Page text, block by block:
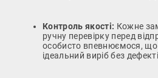
Контроль якості: Кожне
ручну перевірку перед
особисто впевнюємося,
ідеальний виріб без